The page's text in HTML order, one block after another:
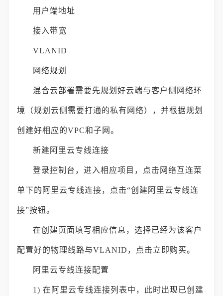
用户端地址
接入带宽
VLANID
网络规划
混合云部署需要先规划好云端与客户侧网络环
境（规划云侧需要打通的私有网络），并根据规划
创建好相应的VPC和子网。
新建阿里云专线连接
登录控制台，进入相应项目，点击网络互连菜
单下的阿里云专线连接，点击“创建阿里云专线连
接”按钮。
在创建页面填写相应信息，选择已经为该客户
配置好的物理线路与VLANID，点击立即购买。
阿里云专线连接配置
1) 在阿里云专线连接列表中，此时出现已创建